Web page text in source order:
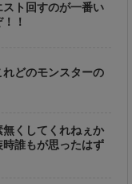
スト回すのが一番い
！
れどのモンスターの
無くしてくれねぇか
誰もが思ったはず